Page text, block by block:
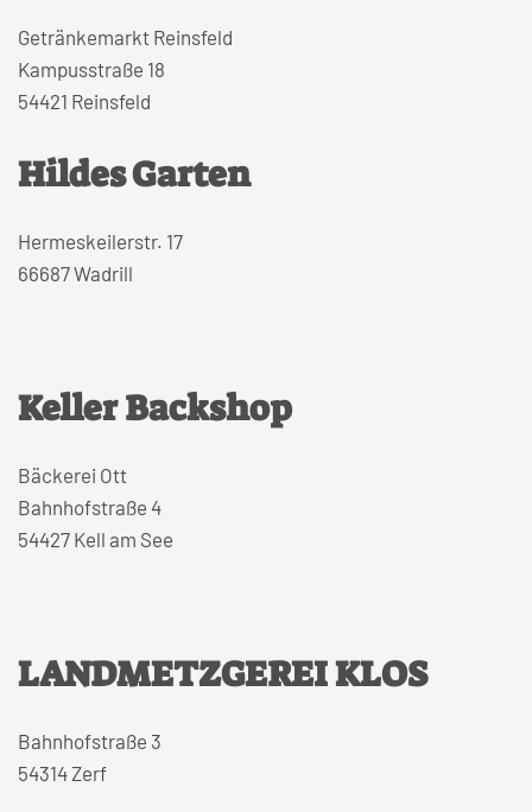
Getränkemarkt Reinsfeld
Kampusstraße 18
54421 Reinsfeld
Hildes Garten
Hermeskeilerstr. 17
66687 Wadrill
Keller Backshop
Bäckerei Ott
Bahnhofstraße 4
54427 Kell am See
LANDMETZGEREI KLOS
Bahnhofstraße 3
54314 Zerf